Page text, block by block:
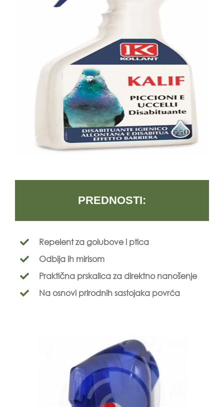
PREDNOSTI:
Repelent za golubove i ptica
Odbija ih mirisom
Praktična prskalica za direktno nanošenje
Na osnovi prirodnih sastojaka povrća